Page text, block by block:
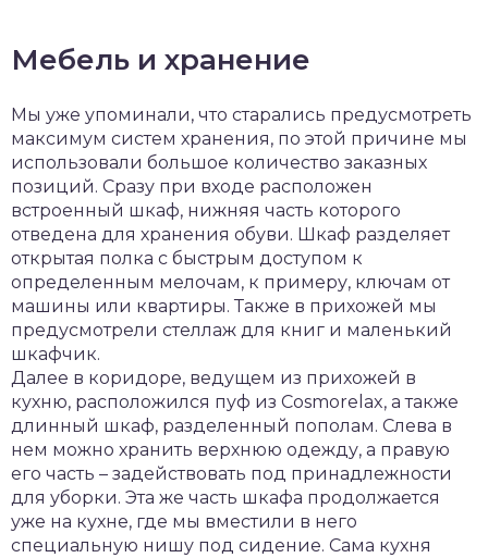
Мебель и хранение
Мы уже упоминали, что старались предусмотреть
максимум систем хранения, по этой причине мы
использовали большое количество заказных
позиций. Сразу при входе расположен
встроенный шкаф, нижняя часть которого
отведена для хранения обуви. Шкаф разделяет
открытая полка с быстрым доступом к
определенным мелочам, к примеру, ключам от
машины или квартиры. Также в прихожей мы
предусмотрели стеллаж для книг и маленький
шкафчик.
Далее в коридоре, ведущем из прихожей в
кухню, расположился пуф из Cosmorelax, а также
длинный шкаф, разделенный пополам. Слева в
нем можно хранить верхнюю одежду, а правую
его часть – задействовать под принадлежности
для уборки. Эта же часть шкафа продолжается
уже на кухне, где мы вместили в него
специальную нишу под сидение. Сама кухня